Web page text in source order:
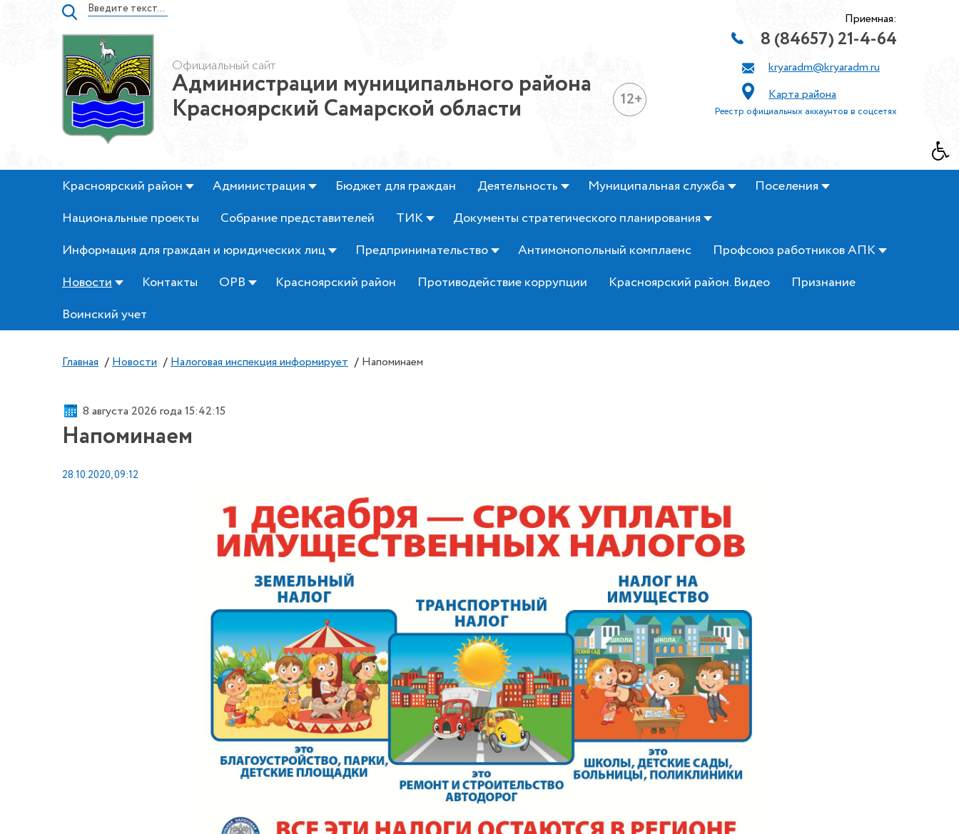
Официальный сайт
Администрации муниципального района
Красноярский Самарской области 12+
Приемная:
8 (84657) 21-4-64
kryaradm@kryaradm.ru
Карта района
Реестр официальных аккаунтов в соцсетях
Красноярский район Администрация Бюджет для граждан Деятельность Муниципальная служба
Поселения
Национальные проекты
Собрание представителей ТИК
Документы стратегического планирования
Информация для граждан и юридических лиц
Предпринимательство Антимонопольный комплаенс
Профсоюз работников АПК
Новости
Контакты ОРВ Красноярский район Противодействие коррупции Красноярский район. Видео
Признание
Воинский учет
Главная / Новости / Налоговая инспекция информирует / Напоминаем
8 августа 2026 года 15:42:16
Напоминаем
28.10.2020, 09:12